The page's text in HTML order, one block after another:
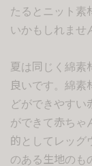
たるとニット素
いかもしれませ
夏は同じく綿素
良いです。綿素
どができやすい
ができて赤ちゃ
的としてレッグ
のある生地のも